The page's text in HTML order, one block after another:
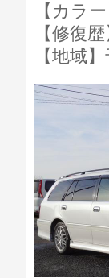
【カラ
【修復
【地域